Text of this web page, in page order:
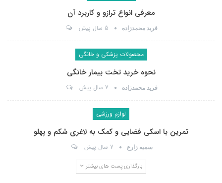
معرفی انواع ترازو و کاربرد آن
فرید محمدزاده 5 سال پیش
محصولات پزشکی و خانگی
نحوه خرید تخت بیمار خانگی
فرید محمدزاده 7 سال پیش
لوازم ورزشی
تمرین با اسکی فضایی و کمک به لاغری شکم و پهلو
سمیه زارع 7 سال پیش
بارگذاری پست های بیشتر